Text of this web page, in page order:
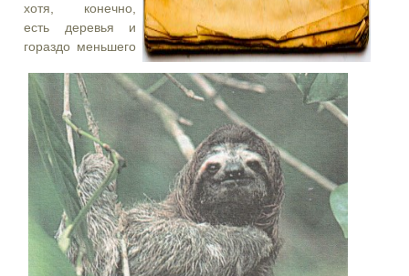
хотя, конечно,
есть деревья и
гораздо меньшего